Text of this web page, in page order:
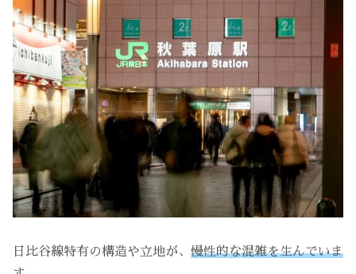
日比谷線特有の構造や立地が、 慢性的な混雑を生んでいま